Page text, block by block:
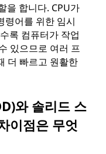
을 합니다. CPU가
령어를 위한 임시
록 컴퓨터가 작업
있으므로 여러 프
더 빠르고 원활한
와 솔리드 스
이점은 무엇